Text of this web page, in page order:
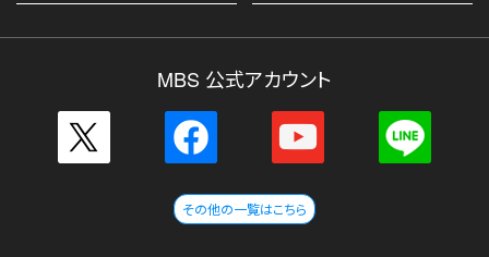
MBS 公式アカウント
その他の一覧はこちら